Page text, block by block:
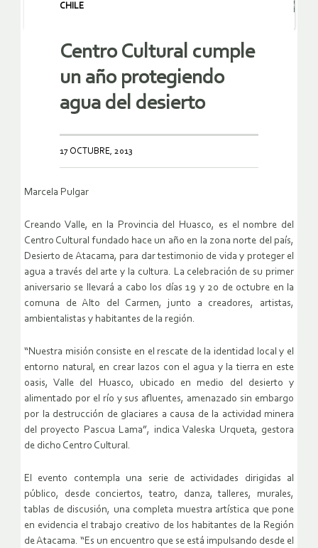
CHILE
Centro Cultural cumple
un año protegiendo
agua del desierto
17 OCTUBRE, 2013
Marcela Pulgar
Creando Valle, en la Provincia del Huasco, es el nombre del
Centro Cultural fundado hace un año en la zona norte del país,
Desierto de Atacama, para dar testimonio de vida y proteger el
agua a través del arte y la cultura. La celebración de su primer
aniversario se llevará a cabo los días 19 y 20 de octubre en la
comuna de Alto del Carmen, junto a creadores, artistas,
ambientalistas y habitantes de la región.
“Nuestra misión consiste en el rescate de la identidad local y el
entorno natural, en crear lazos con el agua y la tierra en este
oasis, Valle del Huasco, ubicado en medio del desierto y
alimentado por el río y sus afluentes, amenazado sin embargo
por la destrucción de glaciares a causa de la actividad minera
del proyecto Pascua Lama”, indica Valeska Urqueta, gestora
de dicho Centro Cultural.
El evento contempla una serie de actividades dirigidas al
público, desde conciertos, teatro, danza, talleres, murales,
tablas de discusión, una completa muestra artística que pone
en evidencia el trabajo creativo de los habitantes de la Región
de Atacama. “Es un encuentro que se está impulsando desde el